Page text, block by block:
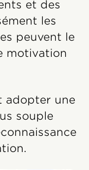
et des
les
peuvent le
motivation
adopter une
souple